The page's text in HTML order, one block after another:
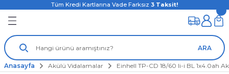
Tüm Kredi Kartlarına Vade Farksız 3 Taksit!
ARA
Anasayfa Akülü Vidalamalar Einhell TP-CD 18/60 li-i BL 1x4.0ah